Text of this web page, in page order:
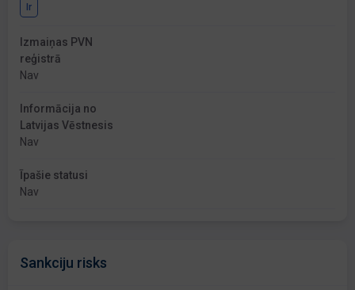
Ir
Izmaiņas PVN
reģistrā
Nav
Informācija no
Latvijas Vēstnesis
Nav
Īpašie statusi
Nav
Sankciju risks